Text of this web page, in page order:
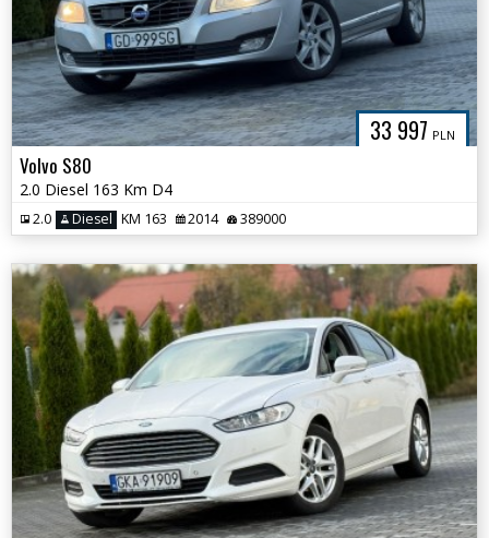
33 997 PLN
Volvo S80
2.0 Diesel 163 Km D4
2.0 Diesel KM 163 2014 389000